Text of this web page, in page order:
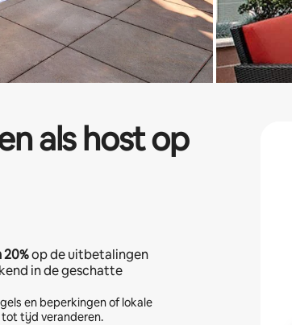
als host op
20%op de uitbetalingen
in de geschatte
en beperkingen of lokale
tot tijd veranderen.